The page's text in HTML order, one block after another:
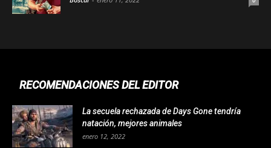
RECOMENDACIONES DEL EDITOR
La secuela rechazada de Days Gone tendría
natación, mejores animales
enero 12, 2022